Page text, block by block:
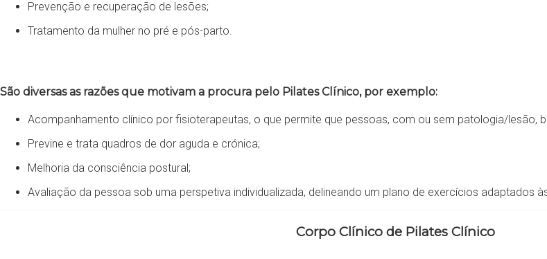
Prevenção e recuperação de lesões;
Tratamento da mulher no pré e pós-parto.
São diversas as razões que motivam a procura pelo Pilates Clínico, por exemplo:
Acompanhamento clínico por fisioterapeutas, o que permite que pessoas, com ou sem patologia/lesão,
Previne e trata quadros de dor aguda e crónica;
Melhoria da consciência postural;
Avaliação da pessoa sob uma perspetiva individualizada, delineando um plano de exercícios adaptados
Corpo Clínico de Pilates Clínico